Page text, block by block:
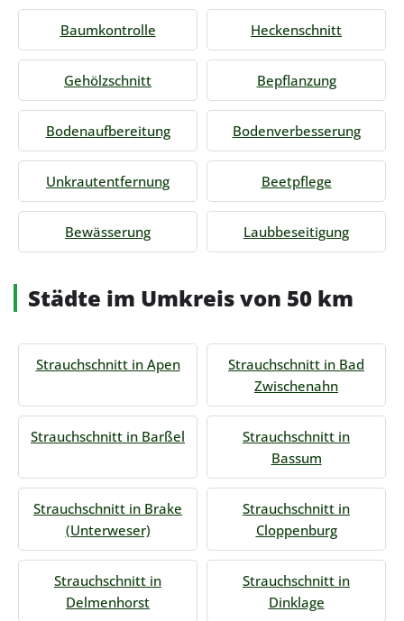
Baumkontrolle Heckenschnitt
Gehölzschnitt Bepflanzung
Bodenaufbereitung Bodenverbesserung
Unkrautentfernung Beetpflege
Bewässerung Laubbeseitigung
Städte im Umkreis von 50 km
Strauchschnitt in Apen
Strauchschnitt in Bad
Zwischenahn
Strauchschnitt in Barßel
Strauchschnitt in
Bassum
Strauchschnitt in Brake
(Unterweser)
Strauchschnitt in
Cloppenburg
Strauchschnitt in
Delmenhorst
Strauchschnitt in
Dinklage